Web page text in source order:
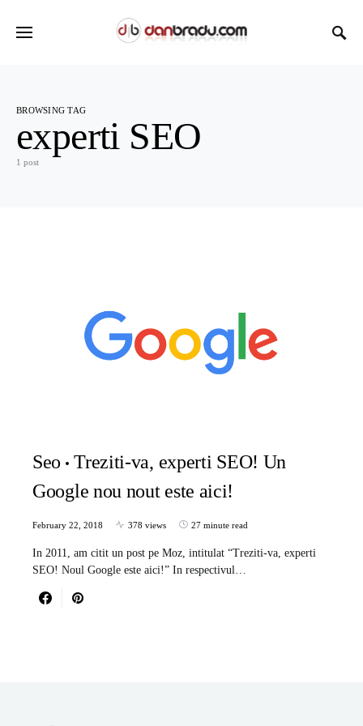
BROWSING TAG
experti SEO
1 post
Seo
Treziti-va, experti SEO! Un
Google nou nout este aici!
February 22, 2018 378 views 27 minute read
In 2011, am citit un post pe Moz, intitulat “Treziti-va, experti
SEO! Noul Google este aici!” In respectivul…